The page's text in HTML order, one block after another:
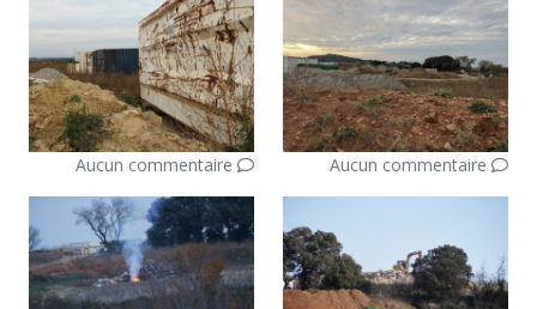
Aucun commentaire Aucun commentaire